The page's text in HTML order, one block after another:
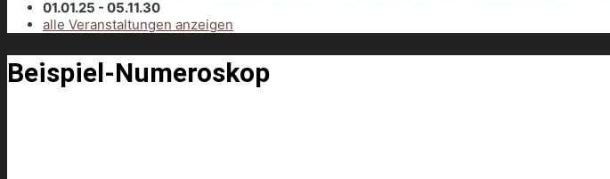
01.01.25 - 05.11.30
alle Veranstaltungen anzeigen
Beispiel-Numeroskop